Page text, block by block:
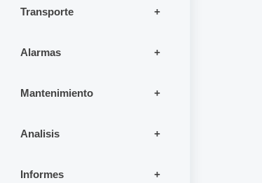
Transporte
Alarmas
Mantenimiento
Analisis
Informes